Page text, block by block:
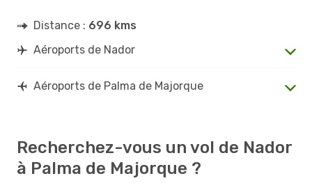
Distance : 696 kms
Aéroports de Nador
Aéroports de Palma de Majorque
Recherchez-vous un vol de Nador
à Palma de Majorque ?